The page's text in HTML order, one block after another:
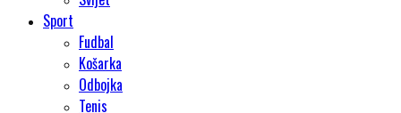
Sport
Fudbal
Košarka
Odbojka
Tenis